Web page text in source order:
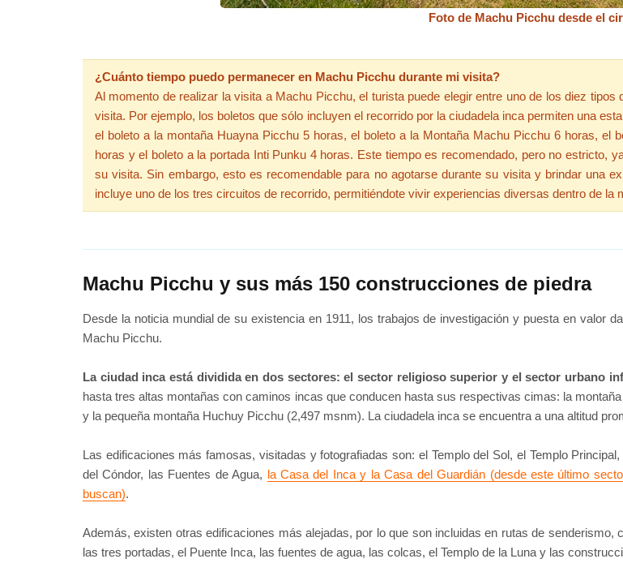
Foto de Machu Picchu desde el
¿Cuánto tiempo puedo permanecer en Machu Picchu durante mi visita?
Al momento de realizar la visita a Machu Picchu, el turista puede elegir entre uno de los diez
visita. Por ejemplo, los boletos que sólo incluyen el recorrido por la ciudadela inca permiten una
el boleto a la montaña Huayna Picchu 5 horas, el boleto a la Montaña Machu Picchu 6 horas, el
horas y el boleto a la portada Inti Punku 4 horas. Este tiempo es recomendado, pero no estricto,
su visita. Sin embargo, esto es recomendable para no agotarse durante su visita y brindar una
incluye uno de los tres circuitos de recorrido, permitiéndote vivir experiencias diversas dentro de la
Machu Picchu y sus más 150 construcciones de piedra
Desde la noticia mundial de su existencia en 1911, los trabajos de investigación y puesta en valor
Machu Picchu.
La ciudad inca está dividida en dos sectores: el sector religioso superior y el sector urbano
hasta tres altas montañas con caminos incas que conducen hasta sus respectivas cimas: la
y la pequeña montaña Huchuy Picchu (2,497 msnm). La ciudadela inca se encuentra a una altitud
Las edificaciones más famosas, visitadas y fotografiadas son: el Templo del Sol, el Templo
del Cóndor, las Fuentes de Agua, la Casa del Inca y la Casa del Guardián (desde este último
buscan).
Además, existen otras edificaciones más alejadas, por lo que son incluidas en rutas de
las tres portadas, el Puente Inca, las fuentes de agua, las colcas, el Templo de la Luna y las